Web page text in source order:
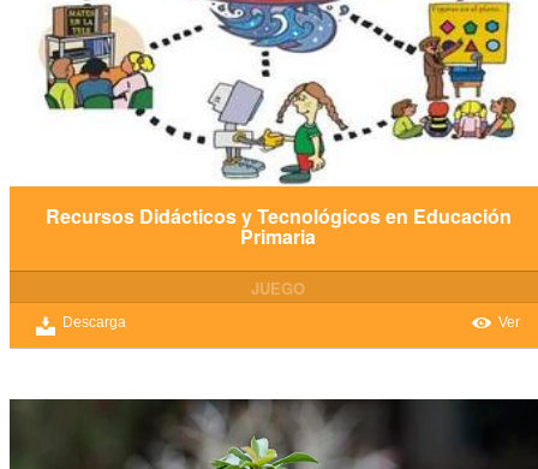
Recursos Didácticos y Tecnológicos en Educación
Primaria
JUEGO
Descarga Ver